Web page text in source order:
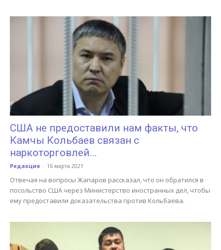
США не предоставили нам факты, что
Камчы Кольбаев связан с
наркоторговлей...
Редакция - 16 марта 2021
Отвечая на вопросы Жапаров рассказал, что он обратился в
посольство США через Министерство иностранных дел, чтобы
ему предоставили доказательства против Кольбаева.